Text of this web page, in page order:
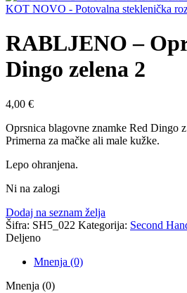
KOT NOVO - Potovalna steklenička
RABLJENO –
Dingo zelena 2
4,00 €
Oprsnica blagovne znamke Red Dingo
Primerna za mačke ali male kužke.
Lepo ohranjena.
Ni na zalogi
Dodaj na seznam želja
Šifra: SH5_022 Kategorija: Second
Deljeno
Mnenja (0)
Mnenja (0)